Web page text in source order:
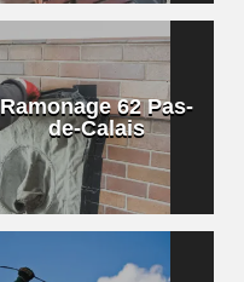
Ramonage 62 Pas-
de-Calais